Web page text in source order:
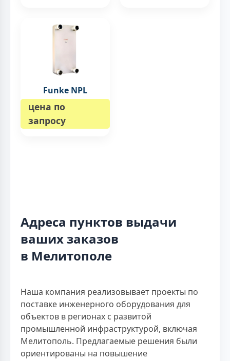
Funke NPL
цена по
запросу
Адреса пунктов выдачи
ваших заказов
в Мелитополе
Наша компания реализовывает проекты по
поставке инженерного оборудования для
объектов в регионах с развитой
промышленной инфраструктурой, включая
Мелитополь. Предлагаемые решения были
ориентированы на повышение